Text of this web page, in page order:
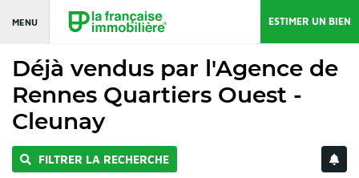
MENU ESTIMER UN BIEN
Déjà vendus par l'Agence de
Rennes Quartiers Ouest -
Cleunay
FILTRER LA RECHERCHE